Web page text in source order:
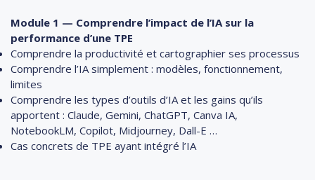
Module 1 — Comprendre l’impact de l’IA sur la
performance d’une TPE
Comprendre la productivité et cartographier ses processus
Comprendre l’IA simplement : modèles, fonctionnement,
limites
Comprendre les types d’outils d’IA et les gains qu’ils
apportent : Claude, Gemini, ChatGPT, Canva IA,
NotebookLM, Copilot, Midjourney, Dall-E …
Cas concrets de TPE ayant intégré l’IA